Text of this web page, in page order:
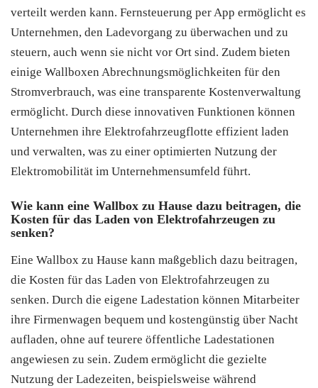
verteilt werden kann. Fernsteuerung per App ermöglicht es
Unternehmen, den Ladevorgang zu überwachen und zu
steuern, auch wenn sie nicht vor Ort sind. Zudem bieten
einige Wallboxen Abrechnungsmöglichkeiten für den
Stromverbrauch, was eine transparente Kostenverwaltung
ermöglicht. Durch diese innovativen Funktionen können
Unternehmen ihre Elektrofahrzeugflotte effizient laden
und verwalten, was zu einer optimierten Nutzung der
Elektromobilität im Unternehmensumfeld führt.
Wie kann eine Wallbox zu Hause dazu beitragen, die
Kosten für das Laden von Elektrofahrzeugen zu
senken?
Eine Wallbox zu Hause kann maßgeblich dazu beitragen,
die Kosten für das Laden von Elektrofahrzeugen zu
senken. Durch die eigene Ladestation können Mitarbeiter
ihre Firmenwagen bequem und kostengünstig über Nacht
aufladen, ohne auf teurere öffentliche Ladestationen
angewiesen zu sein. Zudem ermöglicht die gezielte
Nutzung der Ladezeiten, beispielsweise während